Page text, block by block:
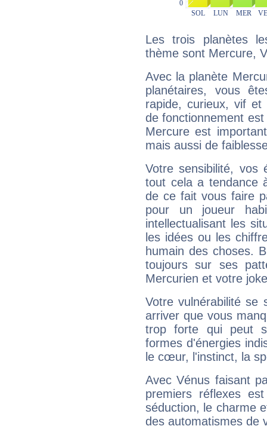
Les trois planètes
thème sont Mercure,
Avec la planète
planétaires, vous
rapide, curieux, vif et
de fonctionnement
Mercure est
mais aussi de
Votre sensibilité,
tout cela a tendance
de ce fait vous faire
pour un joueur
intellectualisant les
les idées ou les
humain des choses.
toujours sur ses
Mercurien et votre
Votre vulnérabilité se
arriver que vous
trop forte qui peut
formes d'énergies
le cœur, l'instinct, la
Avec Vénus faisant
premiers réflexes
séduction, le charme
des automatismes de